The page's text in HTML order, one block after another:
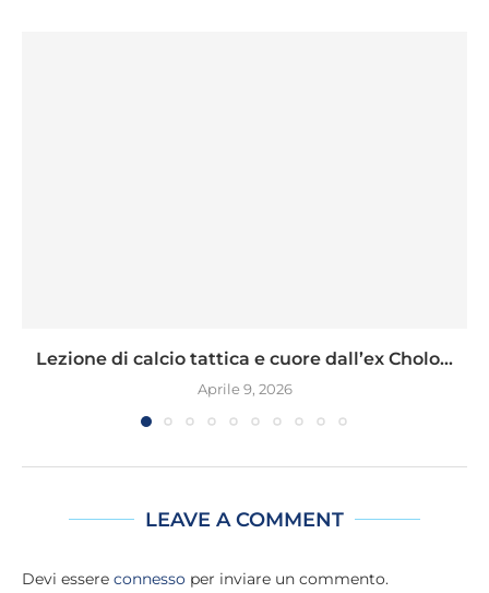
Lezione di calcio tattica e cuore dall’ex Cholo...
Aprile 9, 2026
LEAVE A COMMENT
Devi essere connesso per inviare un commento.